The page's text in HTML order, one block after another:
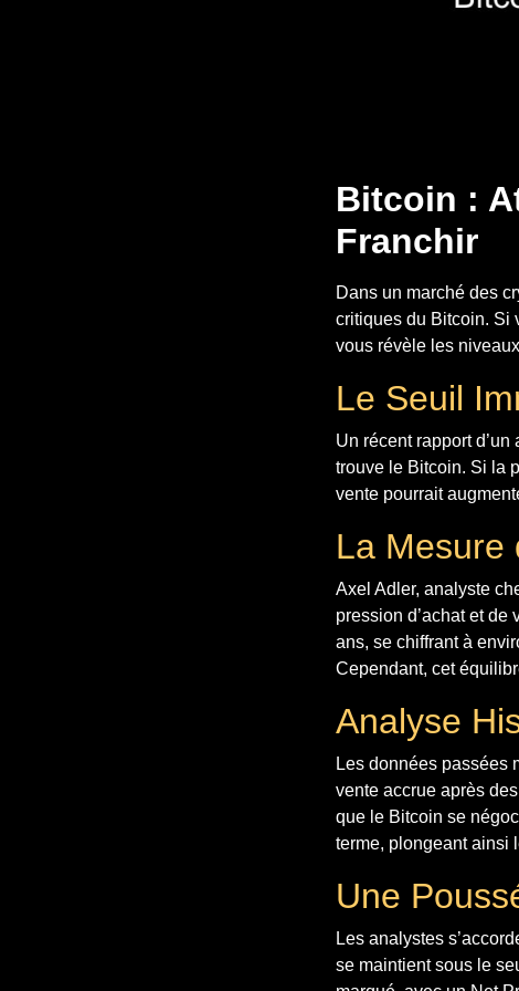
Bitcoin :
Franchir
Dans un marché des
critiques du Bitcoin. Si
vous révèle les
Le Seuil
Un récent rapport
trouve le Bitcoin. Si la
vente pourrait
La Mesure
Axel Adler, analyste
pression d’achat et
ans, se chiffrant à
Cependant, cet
Analyse
Les données passées
vente accrue après
que le Bitcoin se
terme, plongeant ainsi
Une
Les analystes
se maintient sous le